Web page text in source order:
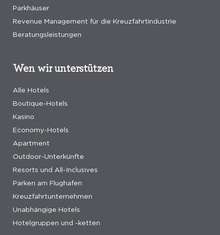
Parkhäuser
Revenue Management für die Kreuzfahrtindustrie
Beratungsleistungen
Wen wir unterstützen
Alle Hotels
Boutique-Hotels
Kasino
Economy-Hotels
Apartment
Outdoor-Unterkünfte
Resorts und All-Inclusives
Parken am Flughafen
Kreuzfahrtunternehmen
Unabhängige Hotels
Hotelgruppen und -ketten